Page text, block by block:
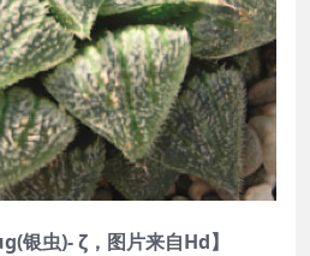
银虫)- ζ，图片来自Hd】